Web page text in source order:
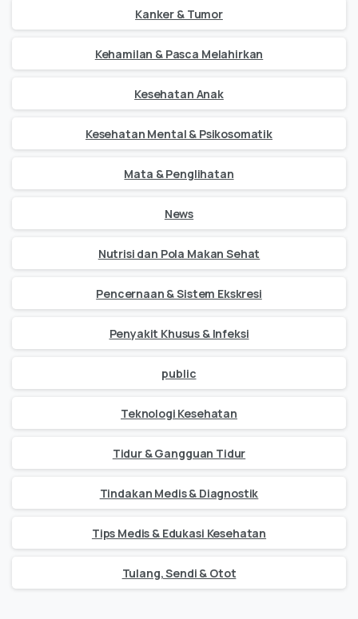
Kanker & Tumor
Kehamilan & Pasca Melahirkan
Kesehatan Anak
Kesehatan Mental & Psikosomatik
Mata & Penglihatan
News
Nutrisi dan Pola Makan Sehat
Pencernaan & Sistem Ekskresi
Penyakit Khusus & Infeksi
public
Teknologi Kesehatan
Tidur & Gangguan Tidur
Tindakan Medis & Diagnostik
Tips Medis & Edukasi Kesehatan
Tulang, Sendi & Otot